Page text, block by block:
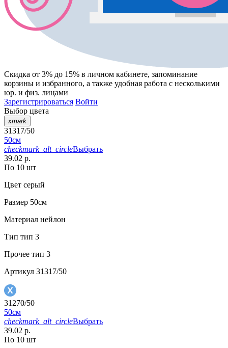
Скидка от 3% до 15% в личном кабинете, запоминание
корзины и избранного, а также удобная работа с несколькими
юр. и физ. лицами
Зарегистрироваться Войти
Выбор цвета
xmark
31317/50
50см
checkmark_alt_circleВыбрать
39.02 р.
По 10 шт
Цвет серый
Размер 50см
Материал нейлон
Тип тип 3
Прочее тип 3
Артикул 31317/50
31270/50
50см
checkmark_alt_circleВыбрать
39.02 р.
По 10 шт